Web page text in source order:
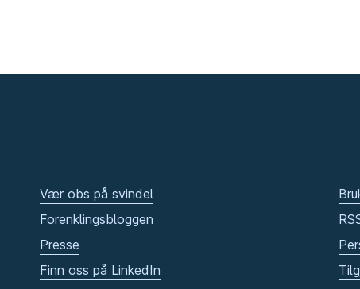
Vær obs på svindel
Forenklingsbloggen
Presse
Finn oss på LinkedIn